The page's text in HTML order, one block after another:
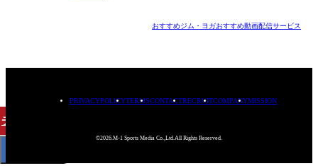
チケット
おすすめジム・ヨガおすすめ動画配信サービス
PRIVACYPOLICYTERMSCONTACTRECRUITCOMPANYMISSION
©2026.M-1 Sports Media Co.,Ltd.All Rights Reserved.